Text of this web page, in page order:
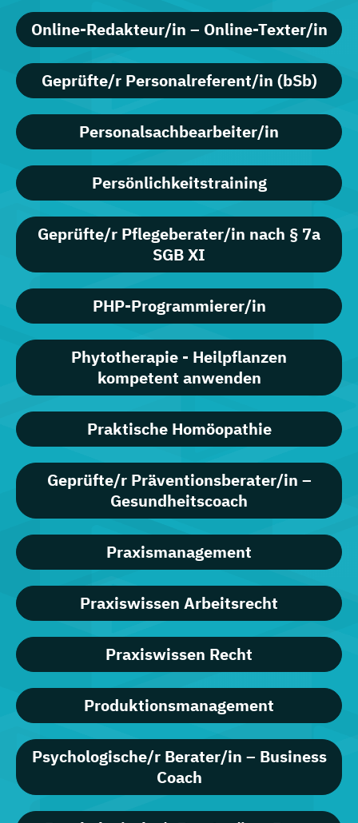
Online-Redakteur/in – Online-Texter/in
Geprüfte/r Personalreferent/in (bSb)
Personalsachbearbeiter/in
Persönlichkeitstraining
Geprüfte/r Pflegeberater/in nach § 7a
SGB XI
PHP-Programmierer/in
Phytotherapie - Heilpflanzen
kompetent anwenden
Praktische Homöopathie
Geprüfte/r Präventionsberater/in –
Gesundheitscoach
Praxismanagement
Praxiswissen Arbeitsrecht
Praxiswissen Recht
Produktionsmanagement
Psychologische/r Berater/in – Business
Coach